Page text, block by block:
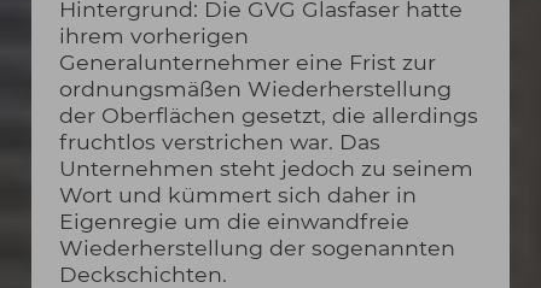
Hintergrund: Die GVG Glasfaser hatte
ihrem vorherigen
Generalunternehmer eine Frist zur
ordnungsmäßen Wiederherstellung
der Oberflächen gesetzt, die allerdings
fruchtlos verstrichen war. Das
Unternehmen steht jedoch zu seinem
Wort und kümmert sich daher in
Eigenregie um die einwandfreie
Wiederherstellung der sogenannten
Deckschichten.